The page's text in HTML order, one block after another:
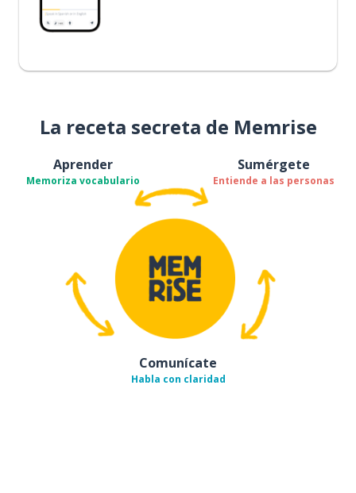
La receta secreta de Memrise
Aprender
Memoriza vocabulario
Sumérgete
Entiende a las personas
Comunícate
Habla con claridad